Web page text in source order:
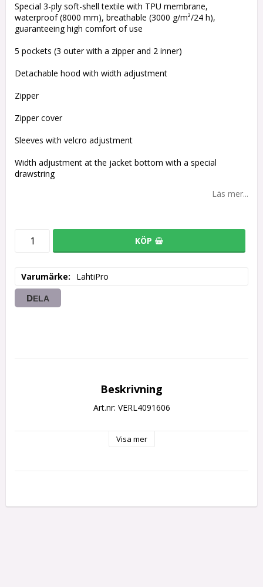
Special 3-ply soft-shell textile with TPU membrane,
waterproof (8000 mm), breathable (3000 g/m²/24 h),
guaranteeing high comfort of use
5 pockets (3 outer with a zipper and 2 inner)
Detachable hood with width adjustment
Zipper
Zipper cover
Sleeves with velcro adjustment
Width adjustment at the jacket bottom with a special
drawstring
Läs mer...
KÖP
Varumärke LahtiPro
DELA
Beskrivning
Art.nr: VERL4091606
Visa mer